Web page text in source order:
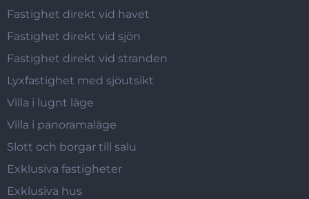
Fastighet direkt vid havet
Fastighet direkt vid sjön
Fastighet direkt vid stranden
Lyxfastighet med sjöutsikt
Villa i lugnt läge
Villa i panoramaläge
Slott och borgar till salu
Exklusiva fastigheter
Exklusiva hus